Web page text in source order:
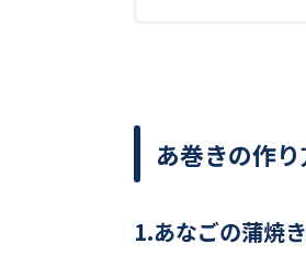
あ巻きの作
1.あなごの蒲焼